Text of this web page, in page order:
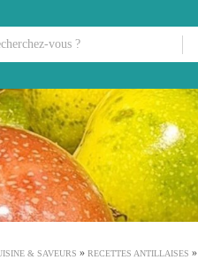
& SAVEURS » RECETTES ANTILLAISES »